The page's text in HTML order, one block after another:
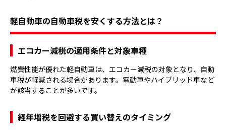
軽自動車の自動車税を安くする方法とは？
エコカー減税の適用条件と対象車種
燃費性能が優れた軽自動車は、エコカー減税の対象となり、自動
車税が軽減される場合があります。電動車やハイブリッド車など
が該当することが多いです。
経年増税を回避する買い替えのタイミング